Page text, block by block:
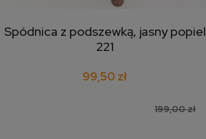
dodaj do koszyka
Spódnica z podszewką, jasny popiel
221
199,00 zł
99,50 zł